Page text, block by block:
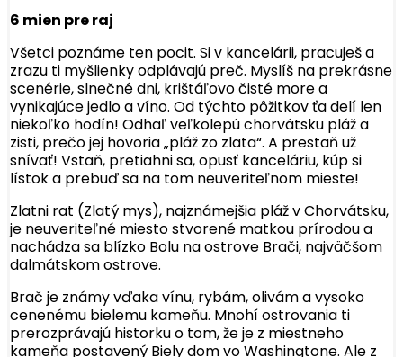
6 mien pre raj
Všetci poznáme ten pocit. Si v kancelárii, pracuješ a
zrazu ti myšlienky odplávajú preč. Myslíš na prekrásne
scenérie, slnečné dni, krištáľovo čisté more a
vynikajúce jedlo a víno. Od týchto pôžitkov ťa delí len
niekoľko hodín! Odhaľ veľkolepú chorvátsku pláž a
zisti, prečo jej hovoria „pláž zo zlata“. A prestaň už
snívať! Vstaň, pretiahni sa, opusť kanceláriu, kúp si
lístok a prebuď sa na tom neuveriteľnom mieste!
Zlatni rat (Zlatý mys), najznámejšia pláž v Chorvátsku,
je neuveriteľné miesto stvorené matkou prírodou a
nachádza sa blízko Bolu na ostrove Brači, najväčšom
dalmátskom ostrove.
Brač je známy vďaka vínu, rybám, olivám a vysoko
cenenému bielemu kameňu. Mnohí ostrovania ti
prerozprávajú historku o tom, že je z miestneho
kameňa postavený Biely dom vo Washingtone. Ale z